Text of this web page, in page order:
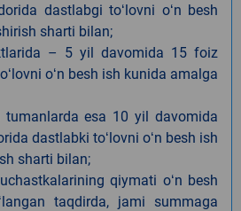
dastlabgi toʻlovni oʻn besh
sharti bilan;
– 5 yil davomida 15 foiz
oʻn besh ish kunida amalga
esa 10 yil davomida
dastlabki toʻlovni oʻn besh ish
sharti bilan;
qiymati oʻn besh
taqdirda, jami summaga